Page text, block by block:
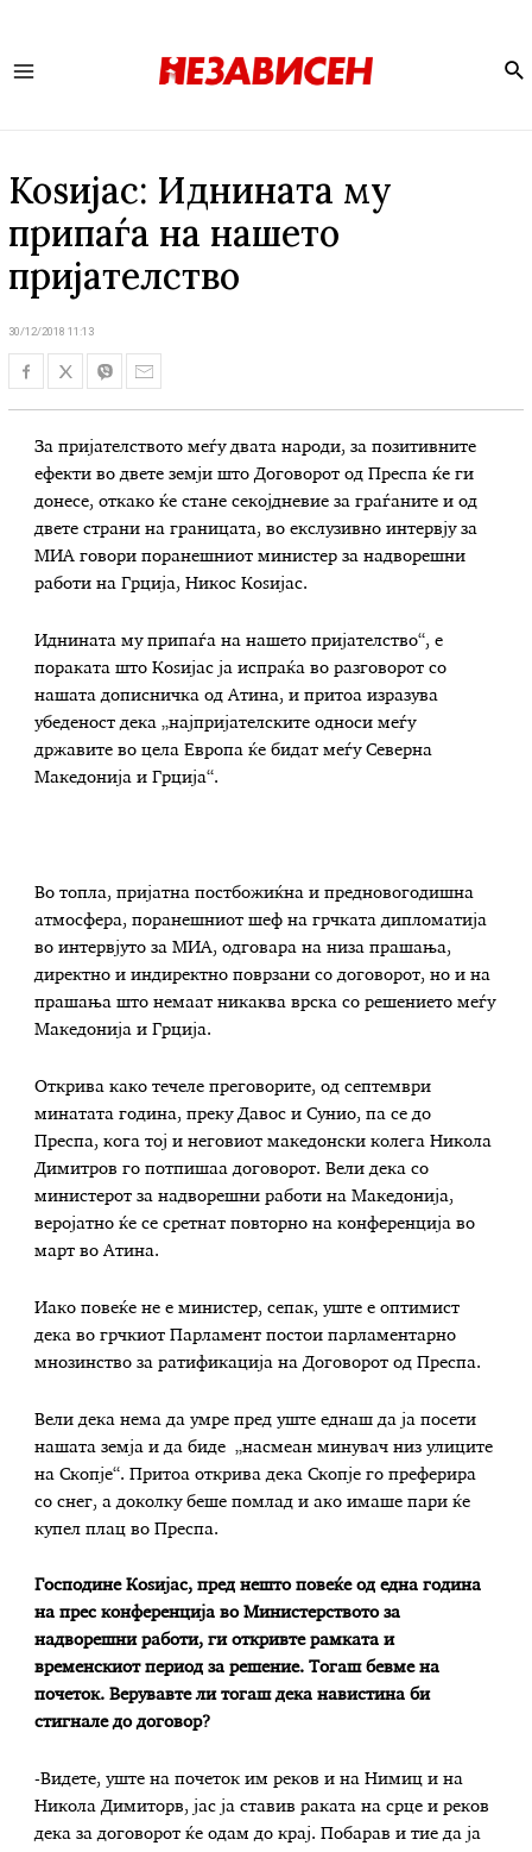
Коѕијас: Иднината му
припаѓа на нашето
пријателство
30/12/2018 11:13
За пријателството меѓу двата народи, за позитивните
ефекти во двете земји што Договорот од Преспа ќе ги
донесе, откако ќе стане секојдневие за граѓаните и од
двете страни на границата, во екслузивно интервју за
МИА говори поранешниот министер за надворешни
работи на Грција, Никос Коѕијас.
Иднината му припаѓа на нашето пријателство“, е
пораката што Коѕијас ја испраќа во разговорот со
нашата дописничка од Атина, и притоа изразува
убеденост дека „најпријателските односи меѓу
државите во цела Европа ќе бидат меѓу Северна
Македонија и Грција“.
Во топла, пријатна постбожиќна и предновогодишна
атмосфера, поранешниот шеф на грчката дипломатија
во интервјуто за МИА, одговара на низа прашања,
директно и индиректно поврзани со договорот, но и на
прашања што немаат никаква врска со решението меѓу
Македонија и Грција.
Открива како течеле преговорите, од септември
минатата година, преку Давос и Сунио, па се до
Преспа, кога тој и неговиот македонски колега Никола
Димитров го потпишаа договорот. Вели дека со
министерот за надворешни работи на Македонија,
веројатно ќе се сретнат повторно на конференција во
март во Атина.
Иако повеќе не е министер, сепак, уште е оптимист
дека во грчкиот Парламент постои парламентарно
мнозинство за ратификација на Договорот од Преспа.
Вели дека нема да умре пред уште еднаш да ја посети
нашата земја и да биде „насмеан минувач низ улиците
на Скопје“. Притоа открива дека Скопје го преферира
со снег, а доколку беше помлад и ако имаше пари ќе
купел плац во Преспа.
Господине Коѕијас, пред нешто повеќе од една година
на прес конференција во Министерството за
надворешни работи, ги откривте рамката и
временскиот период за решение. Тогаш бевме на
почеток. Верувавте ли тогаш дека навистина би
стигнале до договор?
-Видете, уште на почеток им реков и на Нимиц и на
Никола Димиторв, јас ја ставив раката на срце и реков
дека за договорот ќе одам до крај. Побарав и тие да ја